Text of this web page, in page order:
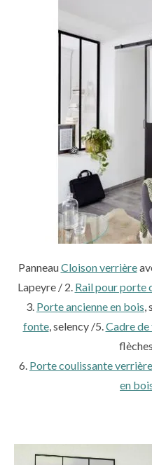
PanneauCloison verrière
Lapeyre / 2. Rail pour porte
3. Porte ancienne en bois
fonte, selency /5. Cadre de
6. Porte coulissante verrière
en